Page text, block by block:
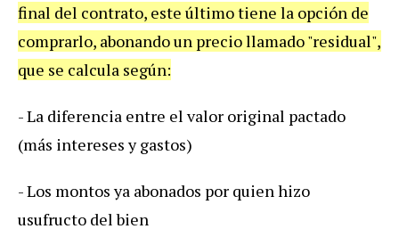
final del contrato, este últimotiene la opción de
comprarlo, abonandoun preciollamado"residual",
que se calcula según:
-La diferencia entre el valor original pactado
(más intereses y gastos)
-Los montos ya abonados por quienhizo
usufructo del bien